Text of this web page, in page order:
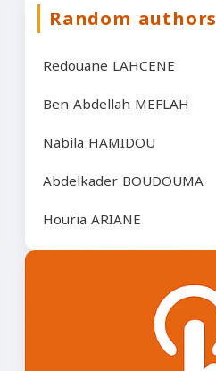
Random authors
Redouane LAHCENE
Ben Abdellah MEFLAH
Nabila HAMIDOU
Abdelkader BOUDOUMA
Houria ARIANE